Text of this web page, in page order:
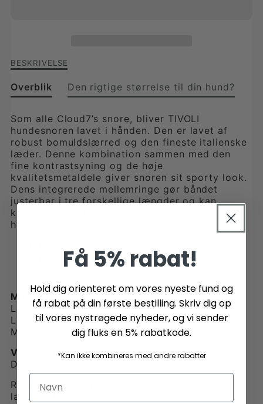
Beskrivelse
Tivoli
hundeline,
BESKRIVELSE
Overblik
Som alle Cloud7’s snore, bliver TIVOLI
hundesnoren lavet i hånden. Den er lavet af
robust bomuldslærred og den fineste italienske
læder. Denne kombination sammen med den
fine kontrastsyning og de høje
kvalitetsmetaldele giver snoren sit sporty look.
Dens integrerede mellemringe gør båndet
justerbar i tre forskellige længder og kan
komfortabelt bæres over skulder eller om
hoften under gåturen.
Læder af høj kvalitet
Materialer:
Lærred: 85% bomuld, 15% polyester
Læder: 100% okselæder
Metaldele: Ædelmetal af høj kvalitet
Vedligehold:
Delikat tøj vask 30 grader (i vasketaske).
Regelmæssig smøring hjælper med at holde
læderet blødt og smidigt.
Den rigtige størrelse til din hund?
Få 5% rabat!
Hold dig orienteret om vores nyeste fund og
få rabat på din første bestilling. Skriv dig op
til vores nystrøgede nyheder, og vi sender
dig fluks en 5% rabatkode.
*Kan ikke kombineres med andre rabatter